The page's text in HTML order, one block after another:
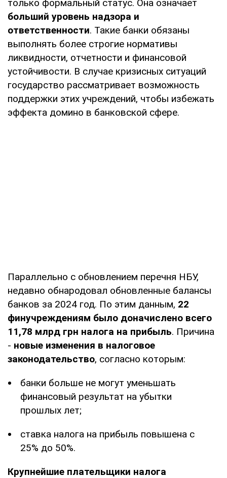
только формальный статус. Она означает
больший уровень надзора и
ответственности. Такие банки обязаны
выполнять более строгие нормативы
ликвидности, отчетности и финансовой
устойчивости. В случае кризисных ситуаций
государство рассматривает возможность
поддержки этих учреждений, чтобы избежать
эффекта домино в банковской сфере.
Параллельно с обновлением перечня НБУ,
недавно обнародовал обновленные балансы
банков за 2024 год. По этим данным, 22
финучреждениям было доначислено всего
11,78 млрд грн налога на прибыль. Причина
- новые изменения в налоговое
законодательство, согласно которым:
банки больше не могут уменьшать
финансовый результат на убытки
прошлых лет;
ставка налога на прибыль повышена с
25% до 50%.
Крупнейшие плательщики налога